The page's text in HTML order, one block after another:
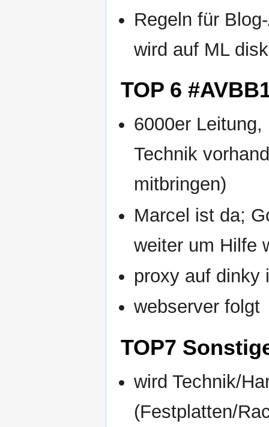
Regeln für
wird auf ML
TOP 6
6000er
Technik
mitbringen)
Marcel ist da;
weiter um Hilfe
proxy auf dinky
webserver folgt
TOP7
wird Technik/
(Festplatten/